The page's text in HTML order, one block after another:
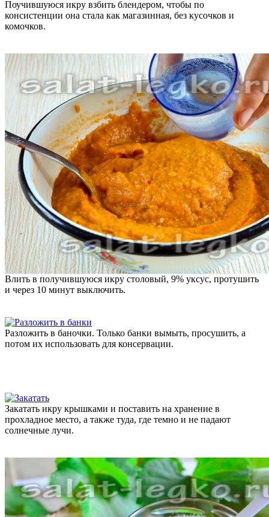
Поучившуюся икру взбить блендером, чтобы по
консистенции она стала как магазинная, без кусочков и
комочков.
Влить в получившуюся икру столовый, 9% уксус, протушить
и через 10 минут выключить.
Разложить в баночки. Только банки вымыть, просушить, а
потом их использовать для консервации.
Закатать икру крышками и поставить на хранение в
прохладное место, а также туда, где темно и не падают
солнечные лучи.